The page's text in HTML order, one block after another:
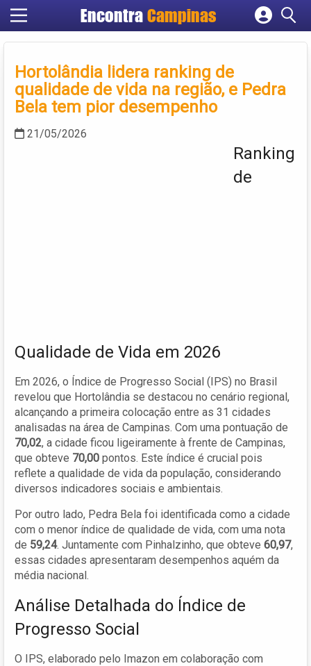
Encontra Campinas
Cadastrar empresa
Criar conta
Hortolândia lidera ranking de
qualidade de vida na região, e Pedra
Bela tem pior desempenho
21/05/2026
Ranking
de
Qualidade de Vida em 2026
Em 2026, o Índice de Progresso Social (IPS) no Brasil
revelou que Hortolândia se destacou no cenário regional,
alcançando a primeira colocação entre as 31 cidades
analisadas na área de Campinas. Com uma pontuação de
70,02, a cidade ficou ligeiramente à frente de Campinas,
que obteve 70,00 pontos. Este índice é crucial pois
reflete a qualidade de vida da população, considerando
diversos indicadores sociais e ambientais.
Por outro lado, Pedra Bela foi identificada como a cidade
com o menor índice de qualidade de vida, com uma nota
de 59,24. Juntamente com Pinhalzinho, que obteve 60,97,
essas cidades apresentaram desempenhos aquém da
média nacional.
Análise Detalhada do Índice de
Progresso Social
O IPS, elaborado pelo Imazon em colaboração com